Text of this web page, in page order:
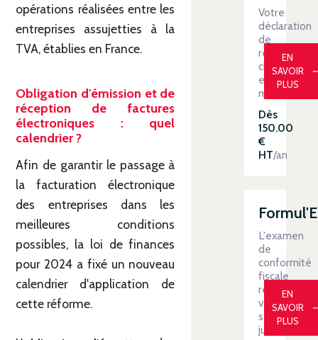
opérations réalisées entre les
entreprises assujetties à la
TVA, établies en France.
Obligation d'émission et de
réception de factures
électroniques : quel
calendrier ?
Afin de garantir le passage à
la facturation électronique
des entreprises dans les
meilleures conditions
possibles, la loi de finances
pour 2024 a fixé un nouveau
calendrier d'application de
cette réforme.
Votre
déclaration
de
revenus
clé
en
main
Dès
150.00
€
HT/an
EN
SAVOIR
PLUS
L'examen
de
conformité
fiscale
renforce
votre
sécurité
juridique
EN
SAVOIR
PLUS